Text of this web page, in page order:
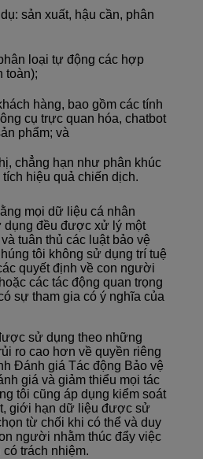
sản xuất, hậu cần, phân
loại tự động các hợp
toàn);
hàng, bao gồm các tính
cụ trực quan hóa, chatbot
phẩm; và
chẳng hạn như phân khúc
hiệu quả chiến dịch.
mọi dữ liệu cá nhân
dụng đều được xử lý một
tuân thủ các luật bảo vệ
tôi không sử dụng trí tuệ
quyết định về con người
các tác động quan trọng
sự tham gia có ý nghĩa của
sử dụng theo những
ro cao hơn về quyền riêng
Đánh giá Tác động Bảo vệ
giá và giảm thiểu mọi tác
tôi cũng áp dụng kiểm soát
giới hạn dữ liệu được sử
từ chối khi có thể và duy
người nhằm thúc đẩy việc
trách nhiệm.